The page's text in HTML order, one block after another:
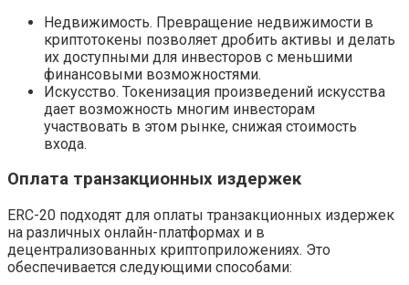
Недвижимость. Превращение недвижимости в
криптотокены позволяет дробить активы и делать
их доступными для инвесторов с меньшими
финансовыми возможностями.
Искусство. Токенизация произведений искусства
дает возможность многим инвесторам
участвовать в этом рынке, снижая стоимость
входа.
Оплата транзакционных издержек
ERC-20 подходят для оплаты транзакционных издержек
на различных онлайн-платформах и в
децентрализованных криптоприложениях. Это
обеспечивается следующими способами: